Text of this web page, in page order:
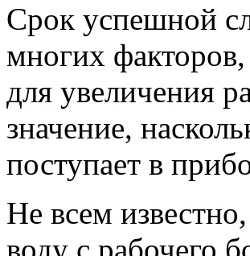
Срок успешной
многих
для увеличения
значение,
поступает в
Не всем
воду с рабочего